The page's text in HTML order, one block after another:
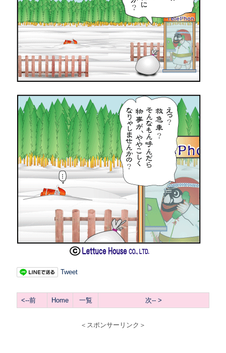
Tweet
<--前 Home 一覧 次-- >
＜スポンサーリンク＞